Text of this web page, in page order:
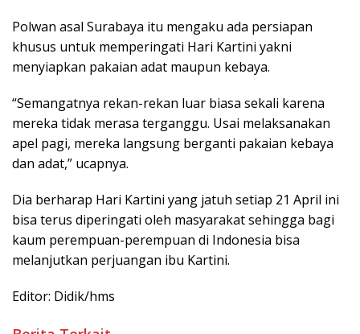
Polwan asal Surabaya itu mengaku ada persiapan
khusus untuk memperingati Hari Kartini yakni
menyiapkan pakaian adat maupun kebaya.
“Semangatnya rekan-rekan luar biasa sekali karena
mereka tidak merasa terganggu. Usai melaksanakan
apel pagi, mereka langsung berganti pakaian kebaya
dan adat,” ucapnya.
Dia berharap Hari Kartini yang jatuh setiap 21 April ini
bisa terus diperingati oleh masyarakat sehingga bagi
kaum perempuan-perempuan di Indonesia bisa
melanjutkan perjuangan ibu Kartini.
Editor: Didik/hms